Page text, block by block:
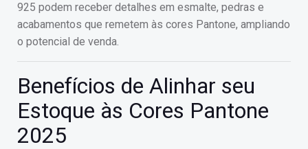
925 podem receber detalhes em esmalte, pedras e
acabamentos que remetem às cores Pantone, ampliando
o potencial de venda.
Benefícios de Alinhar seu
Estoque às Cores Pantone
2025